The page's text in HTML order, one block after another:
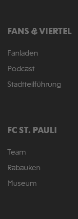
FANS & VIERTEL
Fanladen
Podcast
Stadtteilführung
FC ST. PAULI
Team
Rabauken
Museum